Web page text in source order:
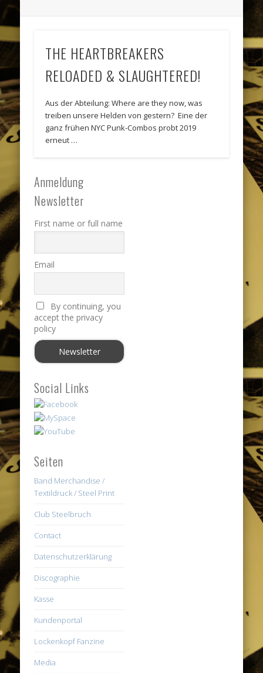
THE HEARTBREAKERS
RELOADED & SLAUGHTERED!
Aus der Abteilung: Where are they now, was
treiben unsere Helden von gestern? Eine der
ganz frühen NYC Punk-Combos probt 2019
erneut …
Anmeldung
Newsletter
First name or full name
Email
By continuing, you
accept the privacy
policy
Social Links
Seiten
Band Merchandise /
Textildruck / Steel Print
Club Steelbruch
Contact
Datenschutzerklärung
Discographie
Kasse
Kundenportal
Lockenkopf Fanzine
Media